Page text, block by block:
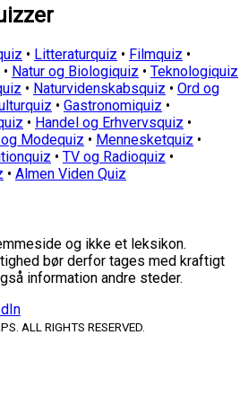
• Litteraturquiz • Filmquiz •
• Natur og Biologiquiz • Teknologiquiz
• Naturvidenskabsquiz • Ord og
• Gastronomiquiz •
• Handel og Erhvervsquiz •
Modequiz • Mennesketquiz •
• TV og Radioquiz •
• Almen Viden Quiz
og ikke et leksikon.
bør derfor tages med kraftigt
information andre steder.
ALL RIGHTS RESERVED.